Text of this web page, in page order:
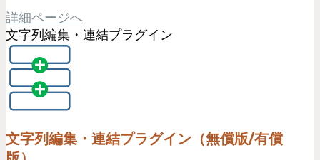
詳細ページへ
文字列編集・連結プラグイン
文字列編集・連結プラグイン（無償版/有償